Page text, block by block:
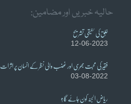
حالیہ خبریں اور مضامین:
خُلق کی حقیقی تشریح
12-06-2023
فقیر کی محبت بھری اور غضب والی نظر کے انسان پر اثرات
03-08-2022
ریاض الجنہ کون جائے گا؟